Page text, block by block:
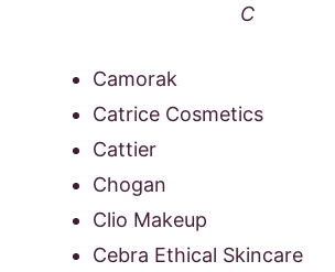
C
Camorak
Catrice Cosmetics
Cattier
Chogan
Clio Makeup
Cebra Ethical Skincare